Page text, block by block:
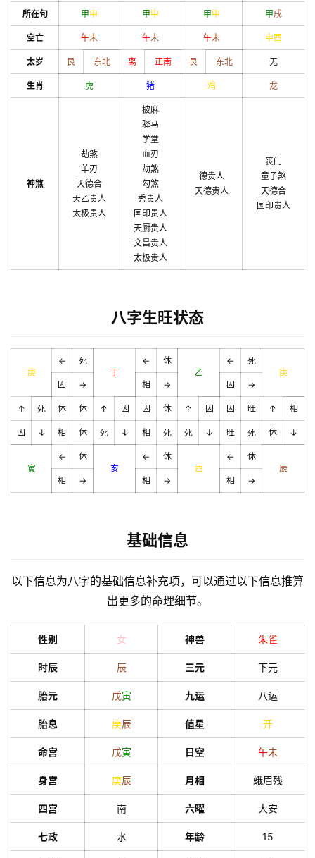
所在旬 甲申 甲申 甲申 甲戌
空亡 午未 午未 午未 申酉
太岁 艮 东北 离 正南 艮 东北 无
生肖 虎 猪 鸡 龙
神煞
劫煞
羊刃
天德合
天乙贵人
太极贵人
披麻
驿马
学堂
血刃
劫煞
勾煞
秀贵人
国印贵人
天厨贵人
文昌贵人
太极贵人
德贵人
天德贵人
丧门
童子煞
天德合
国印贵人
八字生旺状态
庚
←
死
丁
←
休
乙
←
死
庚
囚
→ 相 → 囚 →
↑ 死 休 休 ↑ 囚 囚 休 ↑ 囚 囚 旺 ↑ 相
囚 ↓ 相 休 死 ↓ 相 死 死 ↓ 旺 死 休 ↓
寅
←
休
亥
←
休
酉
←
休
辰
相
→ 相 → 相 →
基础信息
以下信息为八字的基础信息补充项，可以通过以下信息推算
出更多的命理细节。
性别 女 神兽 朱雀
时辰 辰 三元 下元
胎元 戊寅 九运 八运
胎息 庚辰 值星 开
命宫 戊寅 日空 午未
身宫 庚辰 月相 蛾眉残
四宫 南 六曜 大安
七政 水 年龄 15